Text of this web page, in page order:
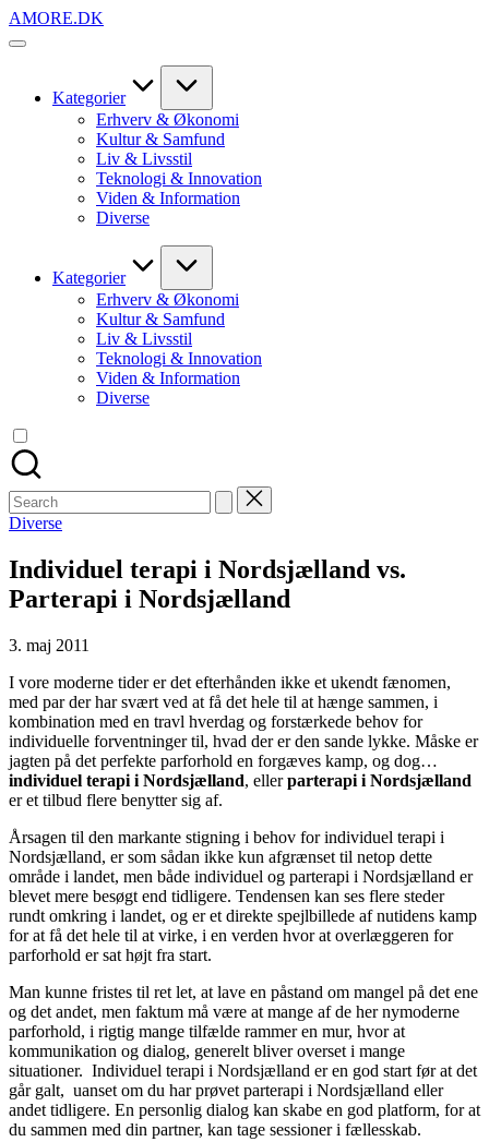
Skip
to
AMORE.DK
For
Kategorier
Erhverv & Økonomi
Kultur & Samfund
Liv & Livsstil
Teknologi & Innovation
Viden & Information
Diverse
Kategorier
Erhverv & Økonomi
Kultur & Samfund
Liv & Livsstil
Teknologi & Innovation
Viden & Information
Diverse
Search
for:
Posted
Diverse
Individuel terapi i Nordsjælland vs.
Parterapi i Nordsjælland
3. maj 2011
I vore moderne tider er det efterhånden ikke et ukendt fænomen,
med par der har svært ved at få det hele til at hænge sammen, i
kombination med en travl hverdag og forstærkede behov for
individuelle forventninger til, hvad der er den sande lykke. Måske er
jagten på det perfekte parforhold en forgæves kamp, og dog…
individuel terapi i Nordsjælland, ellerparterapi i Nordsjælland
er et tilbud flere benytter sig af.
Årsagen til den markante stigning i behov for individuel terapi i
Nordsjælland, er som sådan ikke kun afgrænset til netop dette
område i landet, men både individuel og parterapi i Nordsjælland er
blevet mere besøgt end tidligere. Tendensen kan ses flere steder
rundt omkring i landet, og er et direkte spejlbillede af nutidens kamp
for at få det hele til at virke, i en verden hvor at overlæggeren for
parforhold er sat højt fra start.
Man kunne fristes til ret let, at lave en påstand om mangel på det ene
og det andet, men faktum må være at mange af de her nymoderne
parforhold, i rigtig mange tilfælde rammer en mur, hvor at
kommunikation og dialog, generelt bliver overset i mange
situationer. Individuel terapi i Nordsjælland er en god start før at det
går galt, uanset om du har prøvet parterapi i Nordsjælland eller
andet tidligere. En personlig dialog kan skabe en god platform, for at
du sammen med din partner, kan tage sessioner i fællesskab.